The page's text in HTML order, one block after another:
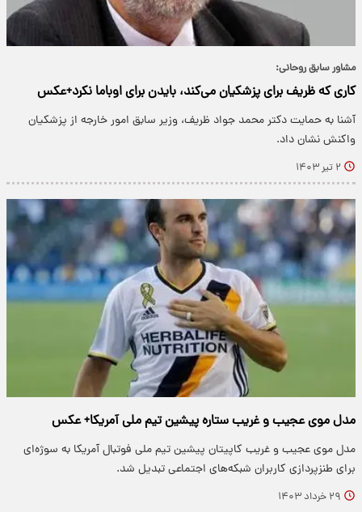
مشاور سابق روحانی: ‏
کاری که ظریف برای پزشکیان می‌کند، بایدن برای اوباما نکرد+عکس
آشنا به حمایت دکتر محمد جواد ظریف، وزیر سابق امور خارجه از پزشکیان
واکنش نشان داد.
۲ تیر ۱۴۰۳
مدل موی عجیب و غریب ستاره پیشین تیم ملی آمریکا+ عکس
مدل موی عجیب و غریب کاپیتان پیشین تیم ملی فوتبال آمریکا به سوژه‌ای
برای طنزپردازی کاربران شبکه‌های اجتماعی تبدیل شد.
۲۹ خرداد ۱۴۰۳